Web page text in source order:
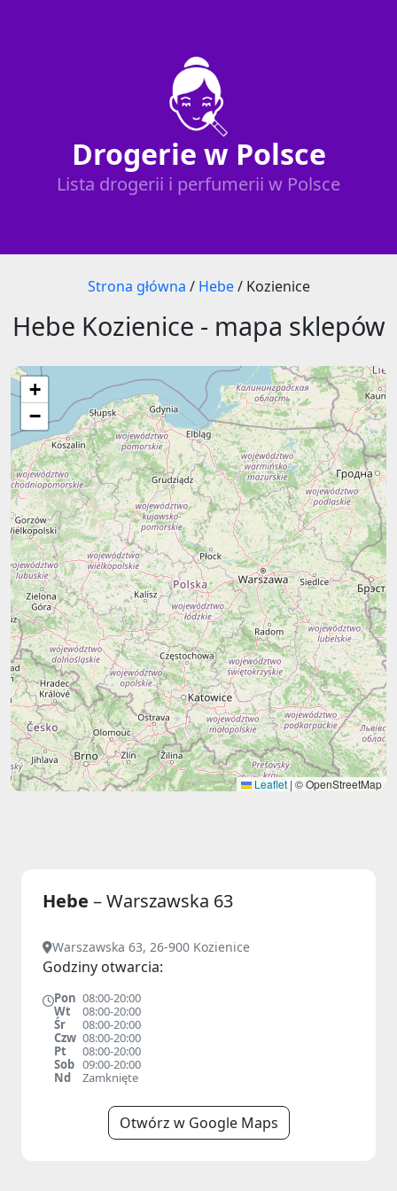
Drogerie w Polsce
Lista drogerii i perfumerii w Polsce
Strona główna / Hebe/ Kozienice
Hebe Kozienice - mapa sklepów
+
−
Leaflet | © OpenStreetMap
Hebe – Warszawska 63
Warszawska 63, 26-900 Kozienice
Godziny otwarcia:
Pon 08:00-20:00
Wt
08:00-20:00
Śr
08:00-20:00
Czw 08:00-20:00
Pt
08:00-20:00
Sob 09:00-20:00
Nd
Zamknięte
Otwórz w Google Maps